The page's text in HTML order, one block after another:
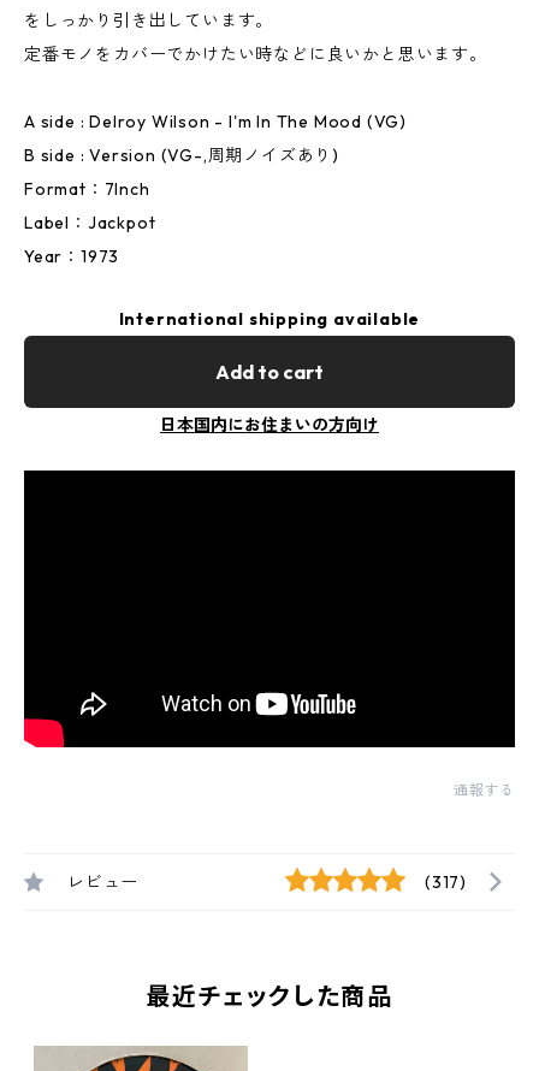
をしっかり引き出しています。
定番モノをカバーでかけたい時などに良いかと思います。
A side : Delroy Wilson - I'm In The Mood (VG)
B side : Version (VG-,周期ノイズあり)
Format：7Inch
Label：Jackpot
Year：1973
International shipping available
Add to cart
日本国内にお住まいの方向け
通報する
レビュー (317)
最近チェックした商品